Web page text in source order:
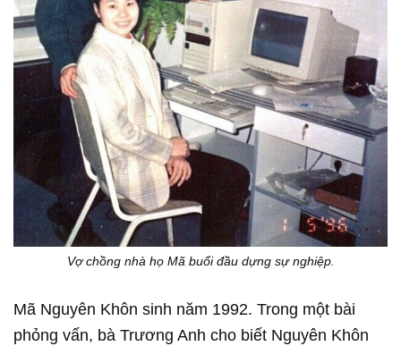
Vợ chồng nhà họ Mã buổi đầu dựng sự nghiệp.
Mã Nguyên Khôn sinh năm 1992. Trong một bài
phỏng vấn, bà Trương Anh cho biết Nguyên Khôn